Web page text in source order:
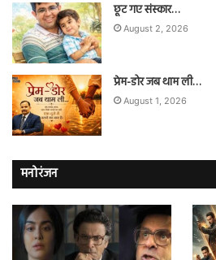
छूट गए संस्कार…
August 2, 2026
प्रेम-डोर जब थाम ली…
August 1, 2026
मनोरंजन